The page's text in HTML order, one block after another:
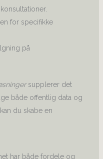
for specifikke
på
supplerer det
både offentlig data og
du skabe en
har både fordele og